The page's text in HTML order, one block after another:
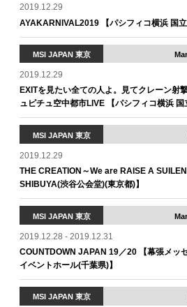
2019.12.29
AYAKARNIVAL2019 【パシフィコ横浜 国立
MSI JAPAN 東京
2019.12.29
EXITを見たい全ての人よ。見てクレーン射
ュピチュ空中都市LIVE 【パシフィコ横浜 国
MSI JAPAN 東京
2019.12.29
THE CREATION～We are RAISE A
SHIBUYA(渋谷公会堂)(東京都)】
MSI JAPAN 東京
2019.12.28 - 2019.12.31
COUNTDOWN JAPAN 19／20 【幕張メッ
イベントホール(千葉県)】
MSI JAPAN 東京